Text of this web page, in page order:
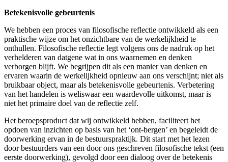
Betekenisvolle gebeurtenis
We hebben een proces van filosofische reflectie ontwikkeld als een
praktische wijze om het onzichtbare van de werkelijkheid te
onthullen. Filosofische reflectie legt volgens ons de nadruk op het
verhelderen van datgene wat in ons waarnemen en denken
verborgen blijft. We begrijpen dit als een manier van denken en
ervaren waarin de werkelijkheid opnieuw aan ons verschijnt; niet als
bruikbaar object, maar als betekenisvolle gebeurtenis. Verbetering
van het handelen is weliswaar een waardevolle uitkomst, maar is
niet het primaire doel van de reflectie zelf.
Het beroepsproduct dat wij ontwikkeld hebben, faciliteert het
opdoen van inzichten op basis van het ‘ont-bergen’ en begeleidt de
doorwerking ervan in de bestuurspraktijk. Dit start met het lezen
door bestuurders van een door ons geschreven filosofische tekst (een
eerste doorwerking), gevolgd door een dialoog over de betekenis